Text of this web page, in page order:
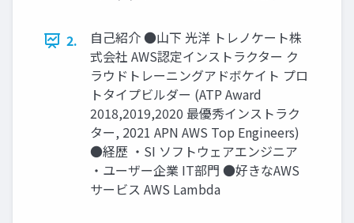
2.
自己紹介 ●山下 光洋 トレノケート株
式会社 AWS認定インストラクター ク
ラウドトレーニングアドボケイト プロ
トタイプビルダー (ATP Award
2018,2019,2020 最優秀インストラク
ター, 2021 APN AWS Top Engineers)
●経歴 ・SI ソフトウェアエンジニア
・ユーザー企業 IT部門 ●好きなAWS
サービス AWS Lambda